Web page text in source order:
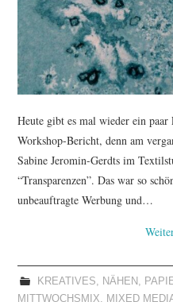
Heute gibt es mal wieder ein paar
Workshop-Bericht, denn am
Sabine Jeromin-Gerdts im
“Transparenzen”. Das war so
unbeauftragte Werbung und…
KREATIVES, NÄHEN ,
MITTWOCHSMIX, MIXED